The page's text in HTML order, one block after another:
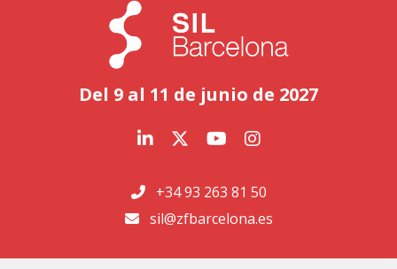
Del 9 al 11 de junio de 2027
+34 93 263 81 50
sil@zfbarcelona.es